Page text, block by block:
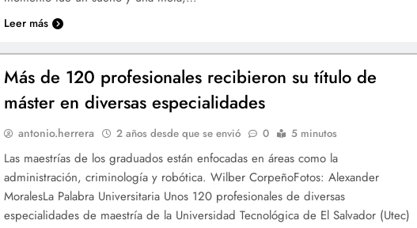
Leer más
Más de 120 profesionales recibieron su título de
máster en diversas especialidades
antonio.herrera 2 años desde que se envió 0 5 minutos
Las maestrías de los graduados están enfocadas en áreas como la
administración, criminología y robótica. Wilber CorpeñoFotos: Alexander
MoralesLa Palabra Universitaria Unos 120 profesionales de diversas
especialidades de maestría de la Universidad Tecnológica de El Salvador (Utec)